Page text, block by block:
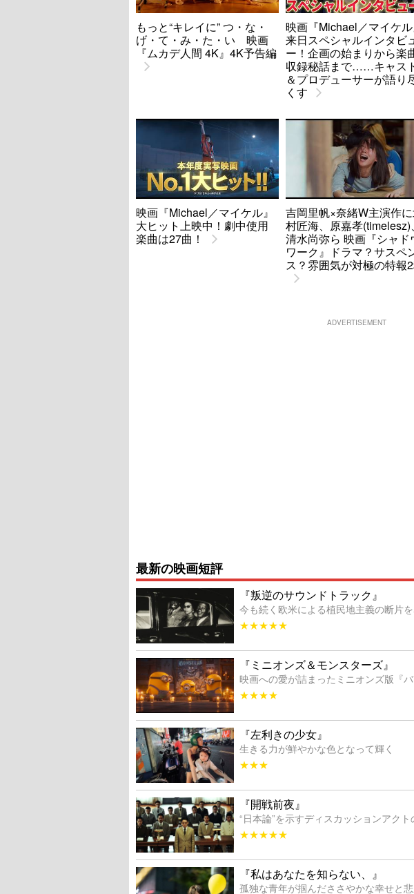
もっと“キレイに” つ・な・
げ・て・み・た・い 映画
『ムカデ人間 4K』4K予告編
映画『Michael／マイケル
来日スペシャルインタビ
ー！企画の始まりから楽
収録秘話まで……キャス
＆プロデューサーが語り
くす
映画『Michael／マイケル』
大ヒット上映中！劇中使用
楽曲は27曲！
吉岡里帆×奈緒W主演作
村匠海、原嘉孝(timelesz)、
清水尚弥ら 映画『シャド
ワーク』ドラマ？サスペ
ス？雰囲気が対極の特報
ADVERTISEMENT
最新の映画短評
『叛逆のサウンドトラック』
今も続く欧米による植民地主義の断片
★★★★★
『ミニオンズ＆モンスターズ』
映画への愛が詰まったミニオンズ版『
★★★★
『左利きの少女』
生きる力が鮮やかな色となって輝く
★★★
『開戦前夜』
“日本論”を示すディスカッションアクト
★★★★★
『私はあなたを知らない、』
孤独な青年が掴んだささやかな幸せと